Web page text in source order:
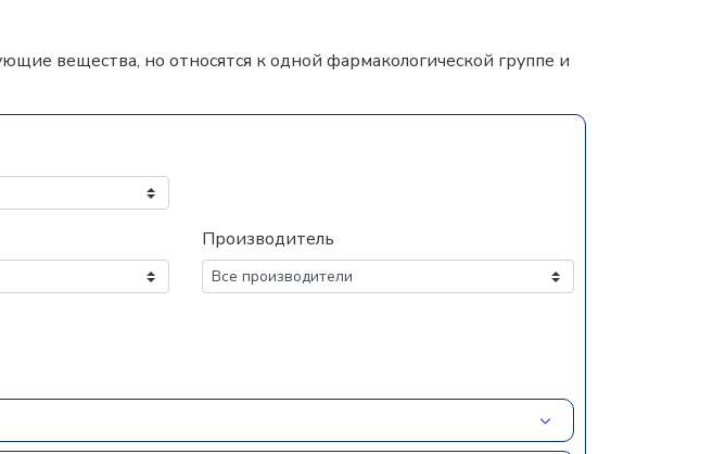
вещества, но относятся к одной фармакологической группе и
Производитель